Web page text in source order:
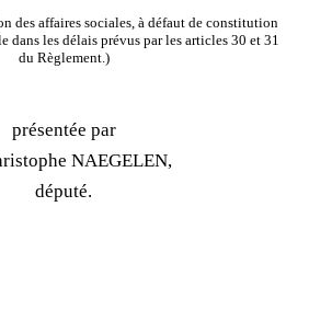
des affaires sociales, à défaut de constitution
dans les délais prévus par les articles 30 et 31
du Règlement.)
présentée par
NAEGELEN,
député.